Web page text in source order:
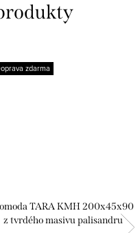
zdarma
TARA KMH 200x45x90
z tvrdého masivu palisandru